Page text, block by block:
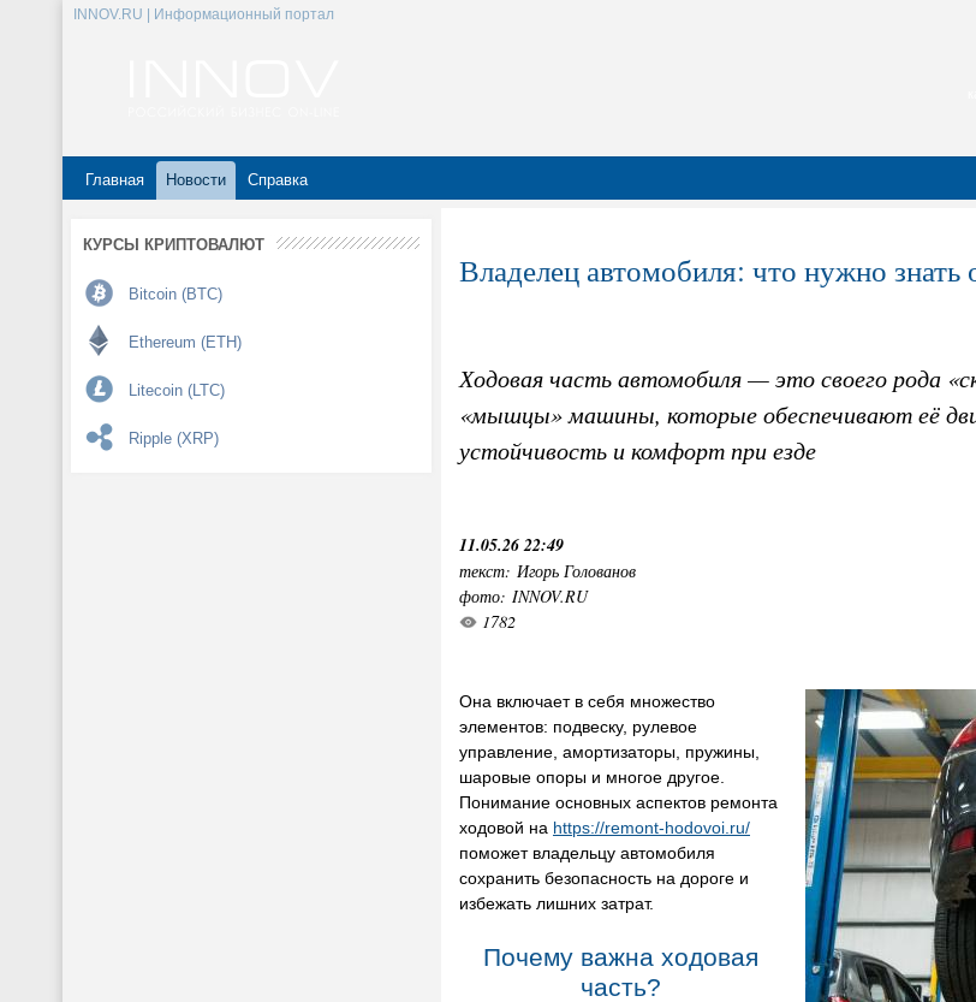
INNOV.RU | Информационный портал
Главная Новости Справка
КУРСЫ КРИПТОВАЛЮТ
Bitcoin (BTC)
Ethereum (ETH)
Litecoin (LTC)
Ripple (XRP)
Владелец автомобиля: что нужно знать
Ходовая часть автомобиля — это своего рода
«мышцы» машины, которые обеспечивают её
устойчивость и комфорт при езде
11.05.26 22:49
текст: Игорь Голованов
фото: INNOV.RU
1782
Она включает в себя множество
элементов: подвеску, рулевое
управление, амортизаторы, пружины,
шаровые опоры и многое другое.
Понимание основных аспектов ремонта
ходовой на https://remont-hodovoi.ru/
поможет владельцу автомобиля
сохранить безопасность на дороге и
избежать лишних затрат.
Почему важна ходовая
часть?